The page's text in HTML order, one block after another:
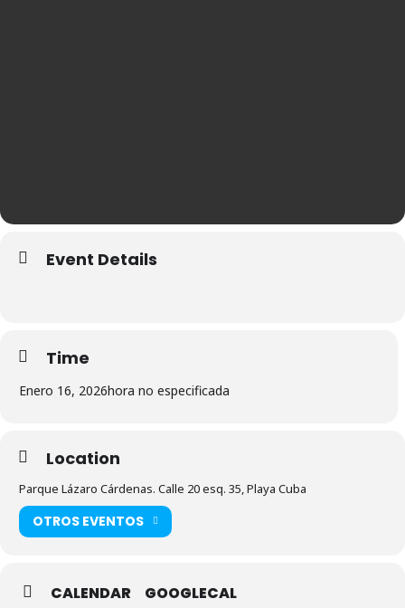
Event Details
Time
Enero 16, 2026hora no especificada
Location
Parque Lázaro Cárdenas. Calle 20 esq. 35, Playa Cuba
OTROS EVENTOS
CALENDAR GOOGLECAL